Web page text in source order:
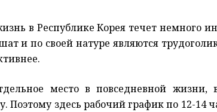
в Республике Корея течет немного
и по своей натуре являются
место в повседневной
Поэтому здесь рабочий график по 12-14